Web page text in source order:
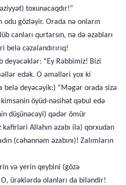
toxunacaqdır!”
odu gözləyir. Orada nə onların
canları qurtarsın, nə də əzabları
belə cəzalandırırıq!
deyəcəklər: “Ey Rəbbimiz! Bizi
edək. O əməlləri yox ki
belə deyəcəyik:) “Məgər orada sizə
öyüd-nəsihət qəbul edə
düşünəcəyi) qədər ömür
Allahın əzabı ilə) qorxudan
(cəhənnəm əzabını)! Zalımların
və yerin qeybini (gözə
ürəklərdə olanları da biləndir!